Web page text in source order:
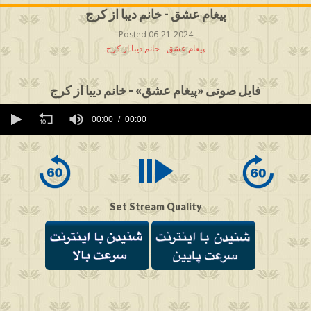
پیغام عشق - خانم دیبا از کرج
Posted 06-21-2024
پیغام عشق - خانم دیبا از کرج
فایل صوتی «پیغام عشق» - خانم دیبا از کرج
seconds
seconds
00:00 00:00
Set Stream Quality